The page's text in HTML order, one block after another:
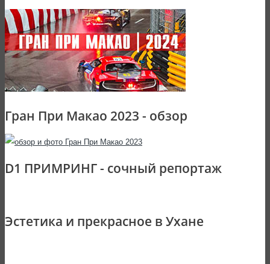
Гран При Макао 2023 - обзор
D1 ПРИМРИНГ - сочный репортаж
Эстетика и прекрасное в Ухане